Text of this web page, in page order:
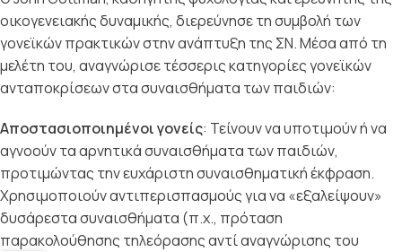
οικογενειακής δυναμικής, διερεύνησε τη συμβολή των
γονεϊκών πρακτικών στην ανάπτυξη της ΣΝ. Μέσα από τη
μελέτη του, αναγνώρισε τέσσερις κατηγορίες γονεϊκών
ανταποκρίσεων στα συναισθήματα των παιδιών:
Αποστασιοποιημένοι γονείς: Τείνουν να υποτιμούν ή να
αγνοούν τα αρνητικά συναισθήματα των παιδιών,
προτιμώντας την ευχάριστη συναισθηματική έκφραση.
Χρησιμοποιούν αντιπερισπασμούς για να «εξαλείψουν»
δυσάρεστα συναισθήματα (π.χ., πρόταση
παρακολούθησης τηλεόρασης αντί αναγνώρισης του